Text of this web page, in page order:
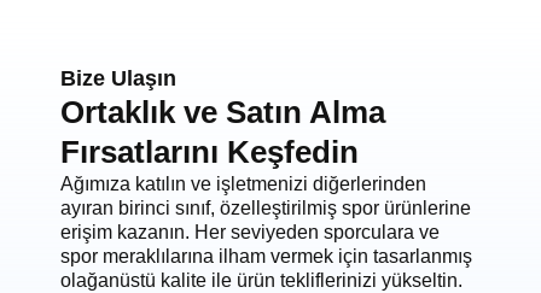
Bize Ulaşın
Ortaklık ve Satın Alma
Fırsatlarını Keşfedin
Ağımıza katılın ve işletmenizi diğerlerinden
ayıran birinci sınıf, özelleştirilmiş spor ürünlerine
erişim kazanın. Her seviyeden sporculara ve
spor meraklılarına ilham vermek için tasarlanmış
olağanüstü kalite ile ürün tekliflerinizi yükseltin.